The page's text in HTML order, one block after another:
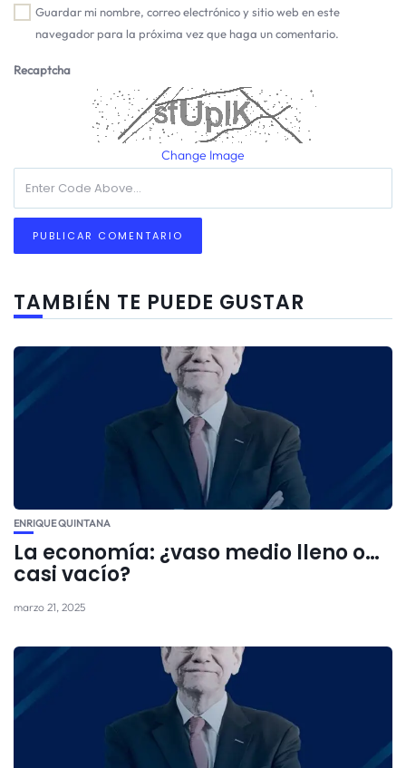
Guardar mi nombre, correo electrónico y sitio web en este
navegador para la próxima vez que haga un comentario.
Recaptcha
Change Image
TAMBIÉN TE PUEDE GUSTAR
ENRIQUE QUINTANA
La economía: ¿vaso medio lleno o…
casi vacío?
marzo 21, 2025